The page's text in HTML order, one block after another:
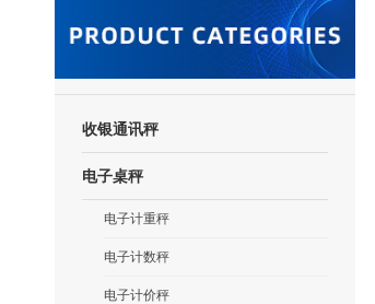
收银通讯秤
电子桌秤
电子计重秤
电子计数秤
电子计价秤